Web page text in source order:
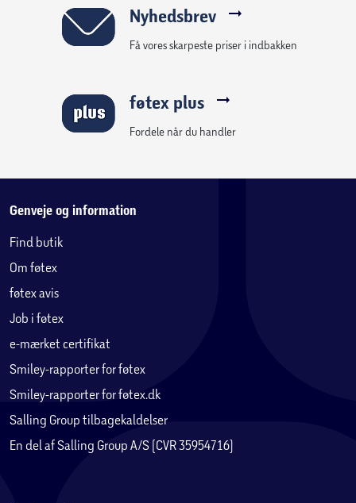
Nyhedsbrev
Få vores skarpeste priser i indbakken
føtex plus
Fordele når du handler
Genveje og information
Find butik
Om føtex
føtex avis
Job i føtex
e-mærket certifikat
Smiley-rapporter for føtex
Smiley-rapporter for føtex.dk
Salling Group tilbagekaldelser
En del af Salling Group A/S (CVR 35954716)